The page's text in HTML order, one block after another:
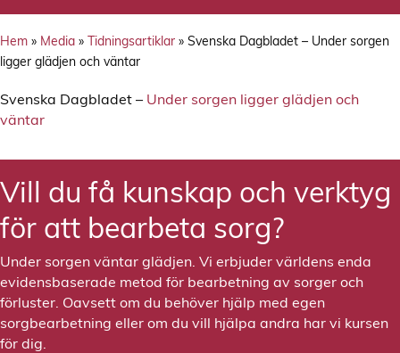
Hem » Media » Tidningsartiklar » Svenska Dagbladet – Under sorgen
ligger glädjen och väntar
Svenska Dagbladet – Under sorgen ligger glädjen och
väntar
Vill du få kunskap och verktyg
för att bearbeta sorg?
Under sorgen väntar glädjen. Vi erbjuder världens enda
evidensbaserade metod för bearbetning av sorger och
förluster. Oavsett om du behöver hjälp med egen
sorgbearbetning eller om du vill hjälpa andra har vi kursen
för dig.